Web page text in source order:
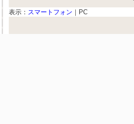
表示： スマートフォン ｜ PC